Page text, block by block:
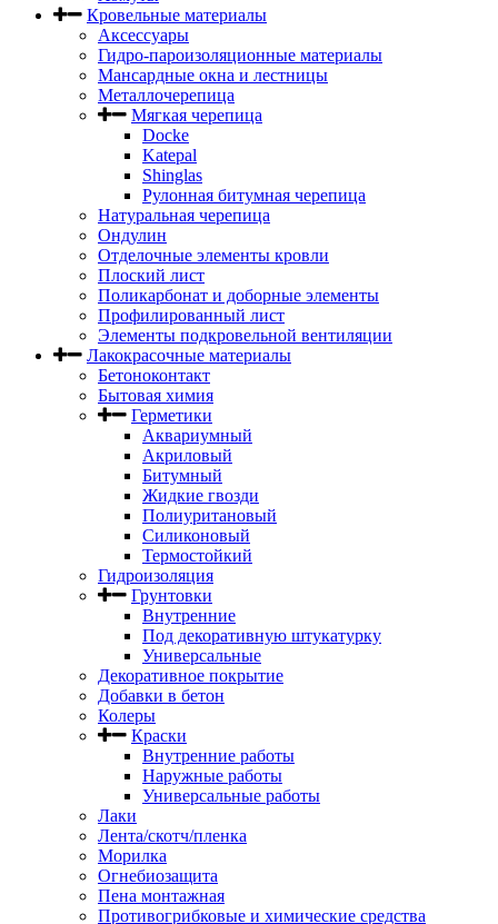
Кровельные материалы
Аксессуары
Гидро-пароизоляционные материалы
Мансардные окна и лестницы
Металлочерепица
Мягкая черепица
Docke
Katepal
Shinglas
Рулонная битумная черепица
Натуральная черепица
Ондулин
Отделочные элементы кровли
Плоский лист
Поликарбонат и доборные элементы
Профилированный лист
Элементы подкровельной вентиляции
Лакокрасочные материалы
Бетоноконтакт
Бытовая химия
Герметики
Аквариумный
Акриловый
Битумный
Жидкие гвозди
Полиуритановый
Силиконовый
Термостойкий
Гидроизоляция
Грунтовки
Внутренние
Под декоративную штукатурку
Универсальные
Декоративное покрытие
Добавки в бетон
Колеры
Краски
Внутренние работы
Наружные работы
Универсальные работы
Лаки
Лента/скотч/пленка
Морилка
Огнебиозащита
Пена монтажная
Противогрибковые и химические средства